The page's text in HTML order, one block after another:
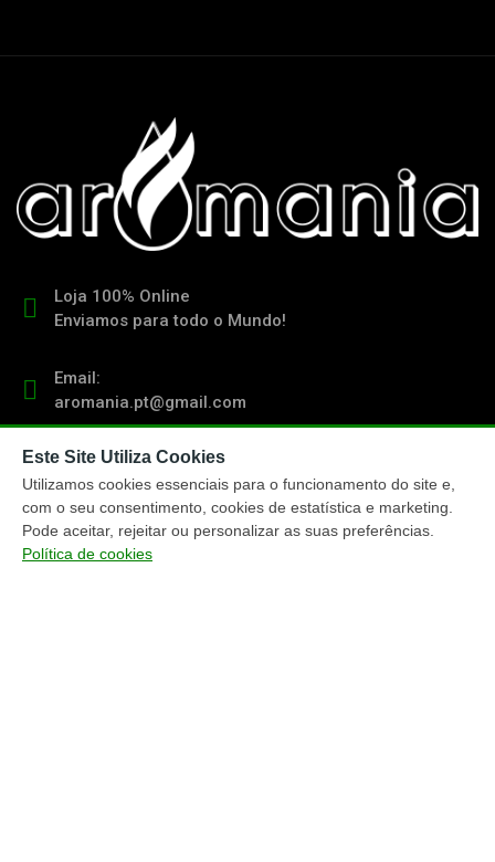
Loja 100% Online
Enviamos para todo o Mundo!
Email:
aromania.pt@gmail.com
Contacto:
(+351) 919 103 011
chamada para rede móvel nacional
Este Site Utiliza Cookies
Utilizamos cookies essenciais para o funcionamento do site e,
com o seu consentimento, cookies de estatística e marketing.
Pode aceitar, rejeitar ou personalizar as suas preferências.
Política de cookies